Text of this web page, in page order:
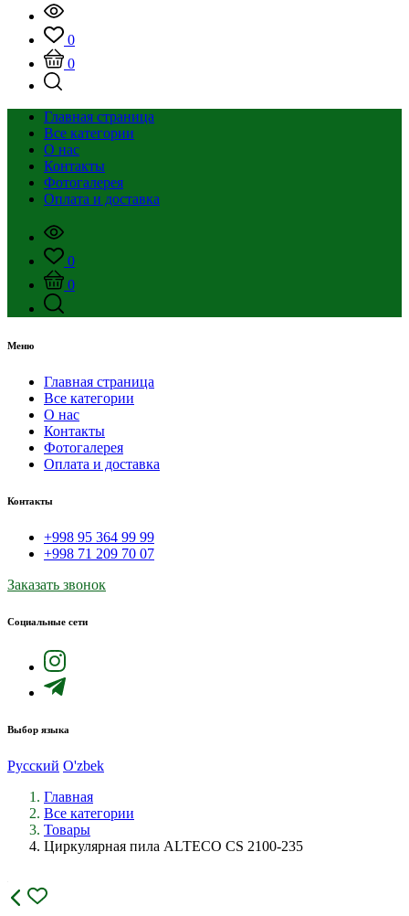
0
0
Главная страница
Все категории
О нас
Контакты
Фотогалерея
Оплата и доставка
0
0
Меню
Главная страница
Все категории
О нас
Контакты
Фотогалерея
Оплата и доставка
Контакты
+998 95 364 99 99
+998 71 209 70 07
Заказать звонок
Социальные сети
Выбор языка
Русский O'zbek
Главная
Все категории
Товары
Циркулярная пила ALTECO CS 2100-235